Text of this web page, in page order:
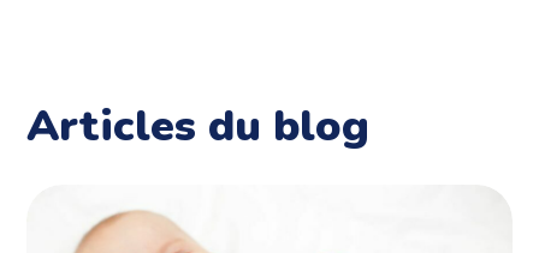
Articles du blog